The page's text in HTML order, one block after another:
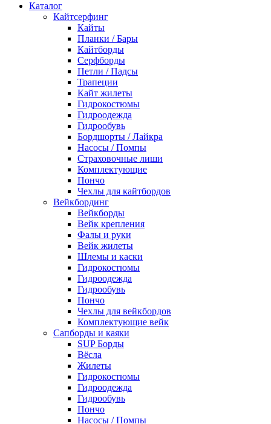
Каталог
Кайтсерфинг
Кайты
Планки / Бары
Кайтборды
Серфборды
Петли / Падсы
Трапеции
Кайт жилеты
Гидрокостюмы
Гидроодежда
Гидрообувь
Бордшорты / Лайкра
Насосы / Помпы
Страховочные лиши
Комплектующие
Пончо
Чехлы для кайтбордов
Вейкбординг
Вейкборды
Вейк крепления
Фалы и руки
Вейк жилеты
Шлемы и каски
Гидрокостюмы
Гидроодежда
Гидрообувь
Пончо
Чехлы для вейкбордов
Комплектующие вейк
Сапборды и каяки
SUP Борды
Вёсла
Жилеты
Гидрокостюмы
Гидроодежда
Гидрообувь
Пончо
Насосы / Помпы